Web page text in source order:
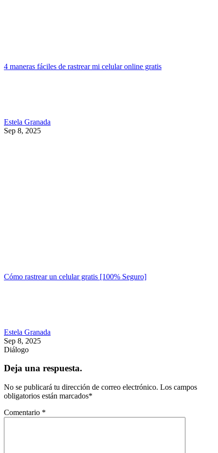
4 maneras fáciles de rastrear mi celular online gratis
Estela Granada
Sep 8, 2025
Cómo rastrear un celular gratis [100% Seguro]
Estela Granada
Sep 8, 2025
Diálogo
Deja una respuesta.
No se publicará tu dirección de correo electrónico. Los campos
obligatorios están marcados*
Comentario *